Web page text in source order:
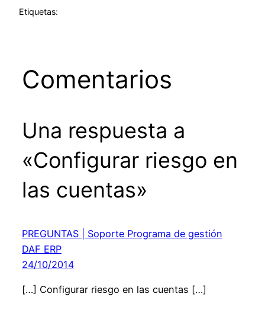
Etiquetas:
Comentarios
Una respuesta a
«Configurar riesgo en
las cuentas»
PREGUNTAS | Soporte Programa de gestión
DAF ERP
24/10/2014
[…] Configurar riesgo en las cuentas […]